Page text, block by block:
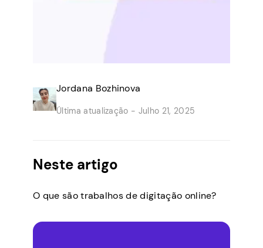
Jordana Bozhinova
Última atualização - Julho 21, 2025
Neste artigo
O que são trabalhos de digitação online?